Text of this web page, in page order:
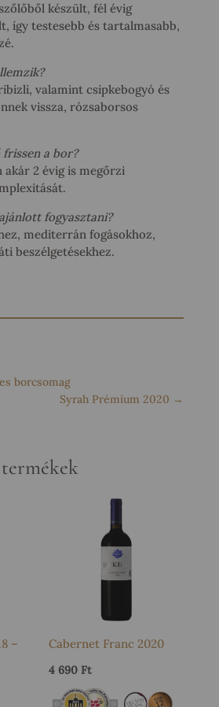
készült, fél évig
így testesebb és tartalmasabb,
valamint csipkebogyó és
vissza, rózsaborsos
a bor?
akár 2 évig is megőrzi
fogyasztani?
mediterrán fogásokhoz,
beszélgetésekhez.
borcsomag
Syrah Prémium 2020 →
–
Cabernet Franc 2020
4 690Ft